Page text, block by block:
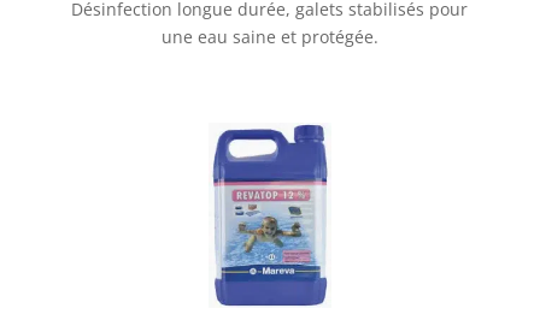
Désinfection longue durée, galets stabilisés pour
une eau saine et protégée.